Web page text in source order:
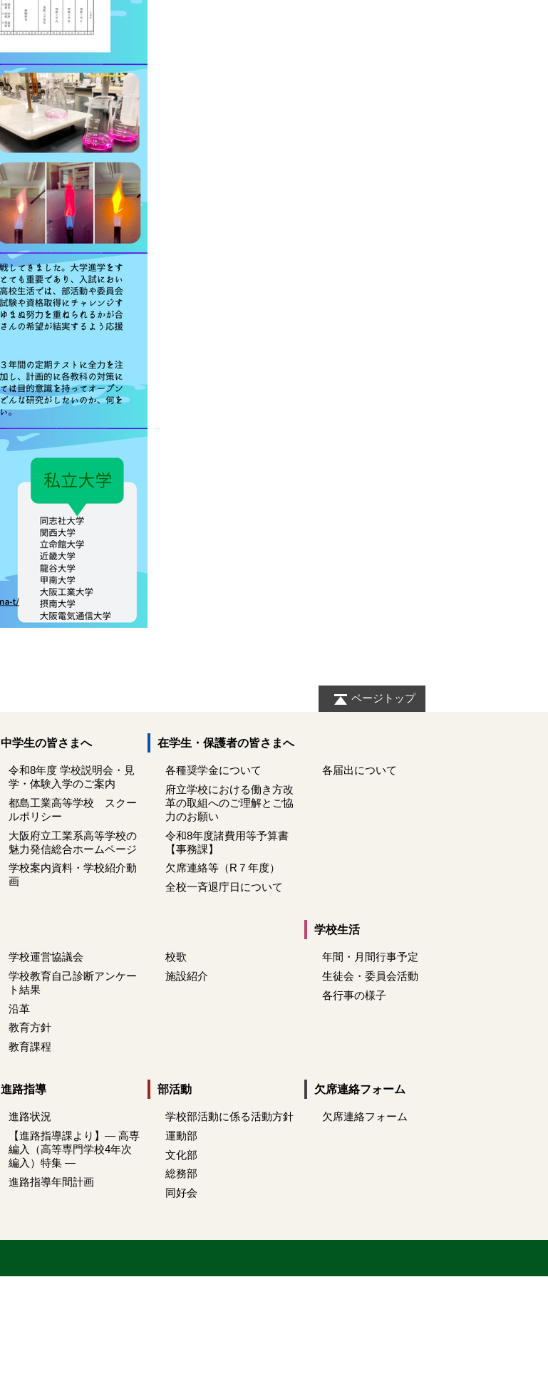
ページトップ
中学生の皆さまへ
令和8年度 学校説明会・見
学・体験入学のご案内
都島工業高等学校 スクー
ルポリシー
大阪府立工業系高等学校の
魅力発信総合ホームページ
学校案内資料・学校紹介動
画
在学生・保護者の皆さまへ
各種奨学金について
府立学校における働き方改
革の取組へのご理解とご協
力のお願い
令和8年度諸費用等予算書
【事務課】
欠席連絡等（R７年度）
全校一斉退庁日について
各届出について
学校運営協議会
学校教育自己診断アンケー
ト結果
沿革
教育方針
教育課程
校歌
施設紹介
学校生活
年間・月間行事予定
生徒会・委員会活動
各行事の様子
進路指導
進路状況
【進路指導課より】― 高専
編入（高等専門学校4年次
編入）特集 ―
進路指導年間計画
部活動
学校部活動に係る活動方針
運動部
文化部
総務部
同好会
欠席連絡フォーム
欠席連絡フォーム